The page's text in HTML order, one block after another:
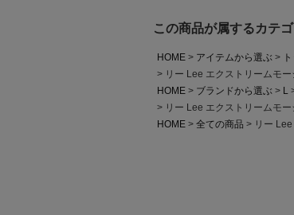
この商品が属するカテゴ
HOME アイテムから選ぶ
リー Lee エクストリームモ
HOME
ブランドから選ぶ L
リー Lee エクストリームモ
HOME
全ての商品 リー